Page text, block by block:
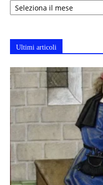
Ultimi articoli